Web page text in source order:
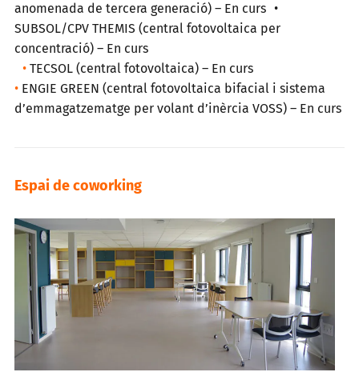
anomenada de tercera generació) – En curs •
SUBSOL/CPV THEMIS (central fotovoltaica per
concentració) – En curs
• TECSOL (central fotovoltaica) – En curs
• ENGIE GREEN (central fotovoltaica bifacial i sistema
d’emmagatzematge per volant d’inèrcia VOSS) – En curs
Espai de coworking